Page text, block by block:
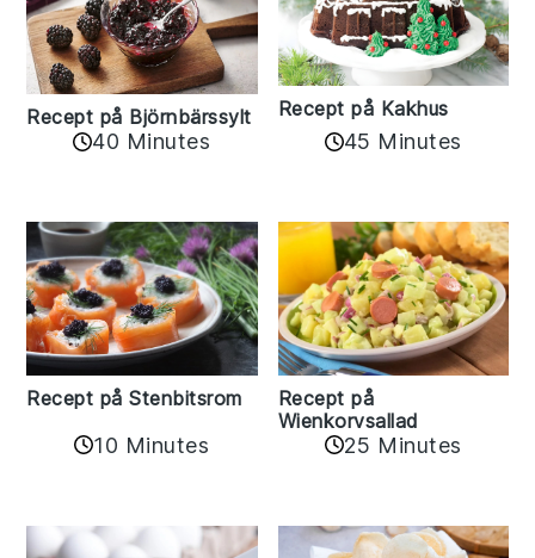
Recept på Björnbärssylt
40 Minutes
Recept på Kakhus
45 Minutes
Recept på Stenbitsrom
10 Minutes
Recept på
Wienkorvsallad
25 Minutes